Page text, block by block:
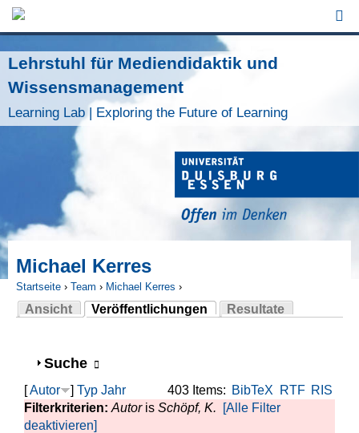
Jump to Navigation
Lehrstuhl für Mediendidaktik und
Wissensmanagement
Learning Lab | Exploring the Future of Learning
Michael Kerres
Sie sind hier
Startseite › Team › Michael Kerres ›
Ansicht
Veröffentlichungen
(aktiver Reiter)
Resultate
Anzeigen
Suche
403 Items: BibTeX RTF RIS
[Autor ] Typ Jahr
Filterkriterien: Autoris Schöpf, K.
[Alle Filter
deaktivieren]